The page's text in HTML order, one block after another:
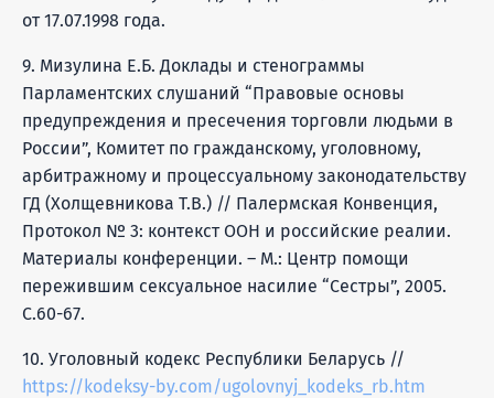
от 17.07.1998 года.
9. Мизулина Е.Б. Доклады и стенограммы
Парламентских слушаний “Правовые основы
предупреждения и пресечения торговли людьми в
России”, Комитет по гражданскому, уголовному,
арбитражному и процессуальному законодательству
ГД (Холщевникова Т.В.) // Палермская Конвенция,
Протокол № 3: контекст ООН и российские реалии.
Материалы конференции. – М.: Центр помощи
пережившим сексуальное насилие “Сестры”, 2005.
С.60-67.
10. Уголовный кодекс Республики Беларусь //
https://kodeksy-by.com/ugolovnyj_kodeks_rb.htm